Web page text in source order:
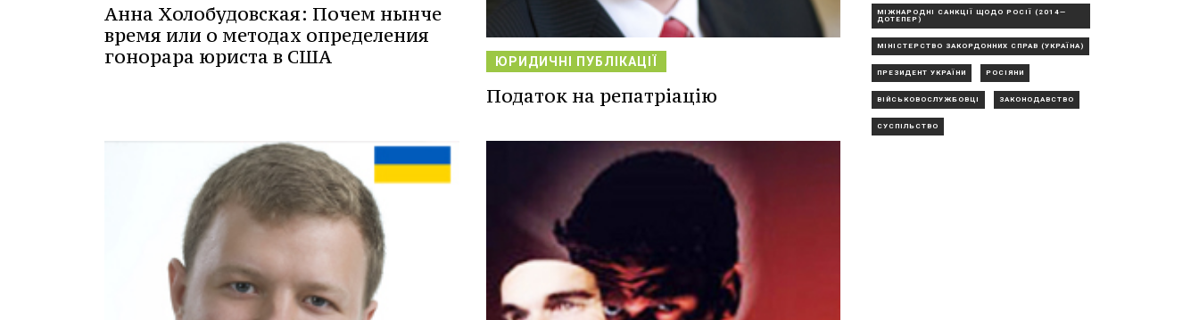
Анна Холобудовская: Почем нынче
время или о методах определения
гонорара юриста в США
ЮРИДИЧНІ ПУБЛІКАЦІЇ
Податок на репатріацію
МІЖНАРОДНІ САНКЦІЇ ЩОДО РОСІЇ (2014—
ДОТЕПЕР)
МІНІСТЕРСТВО ЗАКОРДОННИХ СПРАВ (УКРАЇНА)
ПРЕЗИДЕНТ УКРАЇНИ РОСІЯНИ
ВІЙСЬКОВОСЛУЖБОВЦІ ЗАКОНОДАВСТВО
СУСПІЛЬСТВО